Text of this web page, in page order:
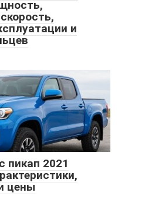
и
пикап 2021
цены